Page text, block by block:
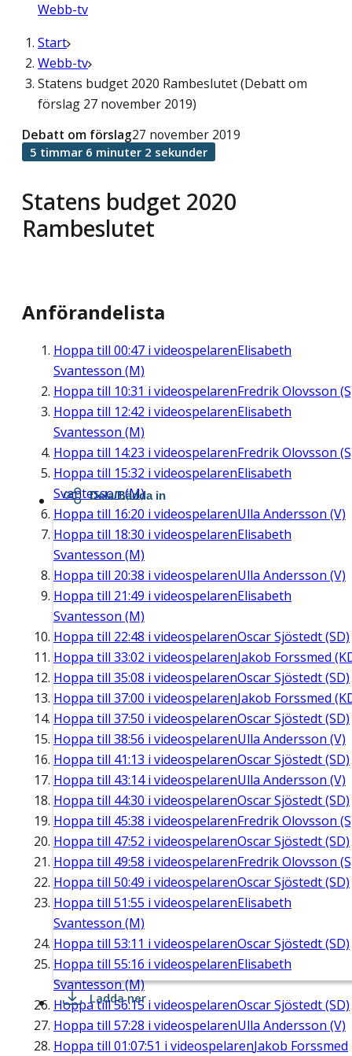
Webb-tv
Start
Webb-tv
Statens budget 2020 Rambeslutet (Debatt om
förslag 27 november 2019)
Statens budget 2020
Rambeslutet
Debatt om förslag27 november 2019
5 timmar 6 minuter 2 sekunder
Anförandelista
Hoppa till 00:47 i videospelarenElisabeth
Svantesson (M)
Hoppa till 10:31 i videospelarenFredrik Olovsson
Hoppa till 12:42 i videospelarenElisabeth
Svantesson (M)
Hoppa till 14:23 i videospelarenFredrik Olovsson
Hoppa till 15:32 i videospelarenElisabeth
Svantesson (M)
Hoppa till 16:20 i videospelarenUlla Andersson (V)
Hoppa till 18:30 i videospelarenElisabeth
Svantesson (M)
Hoppa till 20:38 i videospelarenUlla Andersson (V)
Hoppa till 21:49 i videospelarenElisabeth
Svantesson (M)
Hoppa till 22:48 i videospelarenOscar Sjöstedt (SD)
Hoppa till 33:02 i videospelarenJakob Forssmed
Hoppa till 35:08 i videospelarenOscar Sjöstedt (SD)
Hoppa till 37:00 i videospelarenJakob Forssmed
Hoppa till 37:50 i videospelarenOscar Sjöstedt (SD)
Hoppa till 38:56 i videospelarenUlla Andersson (V)
Hoppa till 41:13 i videospelarenOscar Sjöstedt (SD)
Hoppa till 43:14i videospelarenUlla Andersson (V)
Hoppa till 44:30 i videospelarenOscar Sjöstedt (SD)
Hoppa till 45:38 i videospelarenFredrik Olovsson
Hoppa till 47:52 i videospelarenOscar Sjöstedt (SD)
Hoppa till 49:58 i videospelarenFredrik Olovsson
Hoppa till 50:49 i videospelarenOscar Sjöstedt (SD)
Hoppa till 51:55 i videospelarenElisabeth
Svantesson (M)
Hoppa till 53:11 i videospelarenOscar Sjöstedt (SD)
Hoppa till 55:16 i videospelarenElisabeth
Svantesson (M)
Hoppa till56:15 i videospelarenOscar Sjöstedt (SD)
Hoppa till 57:28 i videospelarenUlla Andersson (V)
Hoppa till 01:07:51 i videospelarenJakob Forssmed
Dela/Bädda in
Ladda ner